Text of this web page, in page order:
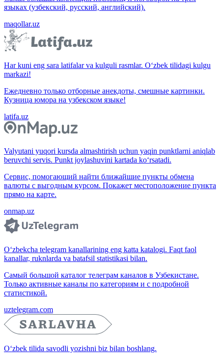
языках (узбекский, русский, английский).
maqollar.uz
Har kuni eng sara latifalar va kulguli rasmlar. O‘zbek tilidagi kulgu
markazi!
Ежедневно только отборные анекдоты, смешные картинки.
Кузница юмора на узбекском языке!
latifa.uz
Valyutani yuqori kursda almashtirish uchun yaqin punktlarni aniqlab
beruvchi servis. Punkt joylashuvini kartada ko‘rsatadi.
Сервис, помогающий найти ближайшие пункты обмена
валюты с выгодным курсом. Покажет местоположение пункта
прямо на карте.
onmap.uz
O‘zbekcha telegram kanallarining eng katta katalogi. Faqt faol
kanallar, ruknlarda va batafsil statistikasi bilan.
Самый большой каталог телеграм каналов в Узбекистане.
Только активные каналы по категориям и с подробной
статистикой.
uztelegram.com
O‘zbek tilida savodli yozishni biz bilan boshlang.